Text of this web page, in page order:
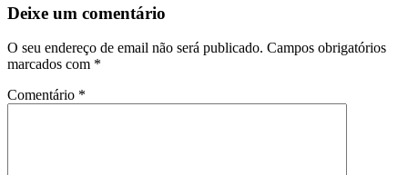
Deixe um comentário
O seu endereço de email não será publicado. Campos obrigatórios
marcados com *
Comentário *